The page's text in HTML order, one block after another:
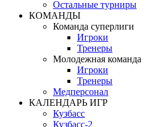
Остальные турниры
КОМАНДЫ
Команда суперлиги
Игроки
Тренеры
Молодежная команда
Игроки
Тренеры
Медперсонал
КАЛЕНДАРЬ ИГР
Кузбасс
Кузбасс-2